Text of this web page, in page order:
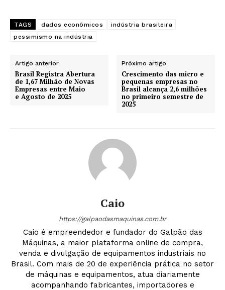
TAGS dados econômicos
indústria brasileira
pessimismo na indústria
Artigo anterior
Brasil Registra Abertura
de 1,67 Milhão de Novas
Empresas entre Maio
e Agosto de 2025
Próximo artigo
Crescimento das micro e
pequenas empresas no
Brasil alcança 2,6 milhões
no primeiro semestre de
2025
Caio
https://galpaodasmaquinas.com.br
Caio é empreendedor e fundador do Galpão das
Máquinas, a maior plataforma online de compra,
venda e divulgação de equipamentos industriais no
Brasil. Com mais de 20 de experiência prática no setor
de máquinas e equipamentos, atua diariamente
acompanhando fabricantes, importadores e